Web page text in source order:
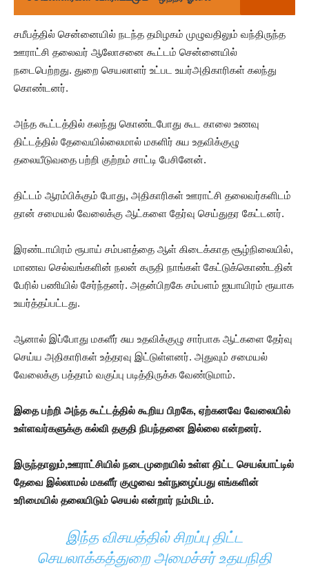
சமீபத்தில் சென்னையில் நடந்த தமிழகம் முழுவதிலும் வந்திருந்த
ஊராட்சி தலைவர் ஆலோசனை கூட்டம் சென்னையில்
நடைபெற்றது. துறை செயலாளர் உட்பட உயர்அதிகாரிகள் கலந்து
கொண்டனர்.
அந்த கூட்டத்தில் கலந்து கொண்டபோது கூட காலை உணவு
திட்டத்தில் தேவையில்லைமால் மகளிர் சுய உதவிக்குழு
தலையீடுவதை பற்றி குற்றம் சாட்டி பேசினேன்.
திட்டம் ஆரம்பிக்கும் போது, அதிகாரிகள் ஊராட்சி தலைவர்களிடம்
தான் சமையல் வேலைக்கு ஆட்களை தேர்வு செய்துதர கேட்டனர்.
இரண்டாயிரம் ரூபாய் சம்பளத்தை ஆள் கிடைக்காத சூழ்நிலையில்,
மாணவ செல்வங்களின் நலன் கருதி நாங்கள் கேட்டுக்கொண்டதின்
பேரில் பணியில் சேர்ந்தனர். அதன்பிறகே சம்பளம் ஐயாயிரம் ரூயாக
உயர்த்தப்பட்டது.
ஆனால் இப்போது மகளீர் சுய உதவிக்குழு சார்பாக ஆட்களை தேர்வு
செய்ய அதிகாரிகள் உத்தரவு இட்டுள்ளனர். அதுவும் சமையல்
வேலைக்கு பத்தாம் வகுப்பு படித்திருக்க வேண்டுமாம்.
இதை பற்றி அந்த கூட்டத்தில் கூறிய பிறகே, ஏற்கனவே வேலையில்
உள்ளவர்களுக்கு கல்வி தகுதி நிபந்தனை இல்லை என்றனர்.
இருந்தாலும்,ஊராட்சியில் நடைமுறையில் உள்ள திட்ட செயல்பாட்டில்
தேவை இல்லாமல் மகளீர் குழுவை உள்நுழைப்பது எங்களின்
உரிமையில் தலையிடும் செயல் என்றார் நம்மிடம்.
இந்த விசயத்தில் சிறப்பு திட்ட
செயலாக்கத்துறை அமைச்சர் உதயநிதி